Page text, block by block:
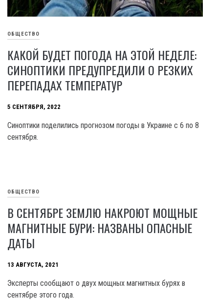
ОБЩЕСТВО
КАКОЙ БУДЕТ ПОГОДА НА ЭТОЙ НЕДЕЛЕ:
СИНОПТИКИ ПРЕДУПРЕДИЛИ О РЕЗКИХ
ПЕРЕПАДАХ ТЕМПЕРАТУР
5 СЕНТЯБРЯ, 2022
Синоптики поделились прогнозом погоды в Украине с 6 по 8
сентября.
ОБЩЕСТВО
В СЕНТЯБРЕ ЗЕМЛЮ НАКРОЮТ МОЩНЫЕ
МАГНИТНЫЕ БУРИ: НАЗВАНЫ ОПАСНЫЕ
ДАТЫ
13 АВГУСТА, 2021
Эксперты сообщают о двух мощных магнитных бурях в
сентябре этого года.